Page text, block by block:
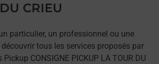
CRIEU
particulier, un professionnel ou une
découvrir tous les services proposés par
CONSIGNE PICKUP LA TOUR DU